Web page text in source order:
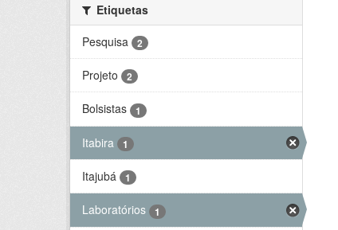
Etiquetas
Pesquisa
2
Projeto 2
Bolsistas 1
Itabira 1
Itajubá 1
Laboratórios 1